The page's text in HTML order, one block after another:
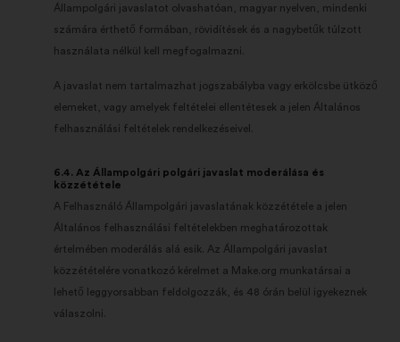
Állampolgári javaslatot olvashatóan, magyar nyelven, mindenki
számára érthető formában, rövidítések és a nagybetűk túlzott
használata nélkül kell megfogalmazni.
A javaslat nem tartalmazhat jogszabályba vagy erkölcsbe ütköző
elemeket, vagy amelyek feltételei ellentétesek a jelen Általános
felhasználási feltételek rendelkezéseivel.
6.4. Az Állampolgári polgári javaslat moderálása és
közzététele
A Felhasználó Állampolgári javaslatának közzététele a jelen
Általános felhasználási feltételekben meghatározottak
értelmében moderálás alá esik. Az Állampolgári javaslat
közzétételére vonatkozó kérelmet a Make.org munkatársai a
lehető leggyorsabban feldolgozzák, és 48 órán belül igyekeznek
válaszolni.